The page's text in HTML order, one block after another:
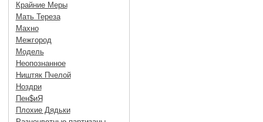
Крайние Меры
Мать Тереза
Махно
Межгород
Модель
Неопознанное
Ништяк Пчелой
Ноздри
Пен$иЯ
Плохие Дядьки